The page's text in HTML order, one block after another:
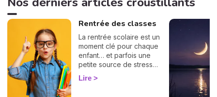
Rentrée des classes
La rentrée scolaire est un
moment clé pour chaque
enfant… et parfois une
petite source de stress
pour les parents ! Bonne
nouvelle : l'astrologie peut
Lire